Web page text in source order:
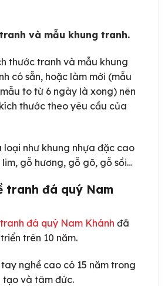
và mẫu khung tranh.
thước tranh và mẫu khung
có sẵn, hoặc làm mới (mẫu
to từ 6 ngày là xong) nên
thước theo yêu cầu của
loại như khung nhựa đặc cao
gỗ hương, gỗ gõ, gỗ sồi…
tranh đá quý Nam
tranh đá quý Nam Khánh đã
trên 10 năm.
nghề cao có 15 năm trong
tạo và tâm đức.